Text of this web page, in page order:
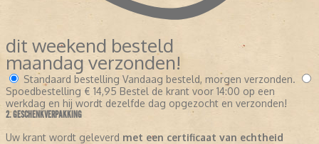
dit weekend besteld
maandag verzonden!
Standaard bestelling Vandaag besteld, morgen verzonden.
Spoedbestelling € 14,95 Bestel de krant voor 14:00 op een
werkdag en hij wordt dezelfde dag opgezocht en verzonden!
2. GESCHENKVERPAKKING
Uw krant wordt geleverd met een certificaat van echtheid